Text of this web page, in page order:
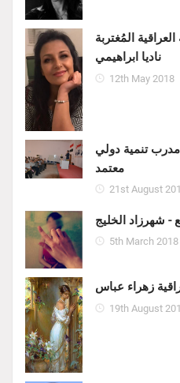
المُغتربة
ناديا ابراهيمي
12th May 2018
تنمية دولي
معتمد
21st August
- شهرزاد الخليج
5th March 2018
زهراء عباس
19th August